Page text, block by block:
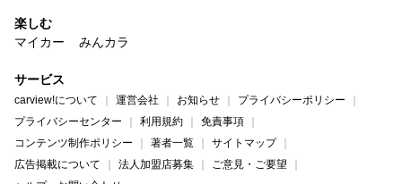
楽しむ
マイカー
みんカラ
サービス
carview!について 運営会社 お知らせ
プライバシーポリシー
プライバシーセンター
利用規約
免責事項
コンテンツ制作ポリシー
著者一覧
サイトマップ
広告掲載について
法人加盟店募集
ご意見・ご要望